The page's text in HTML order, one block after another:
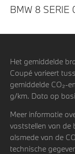
BMW 8 SERIE
Het gemiddelde
Coupé varieert
gemiddelde CO₂-
g/km. Data op
Meer informatie
vaststellen van de
alsmede van de
technische